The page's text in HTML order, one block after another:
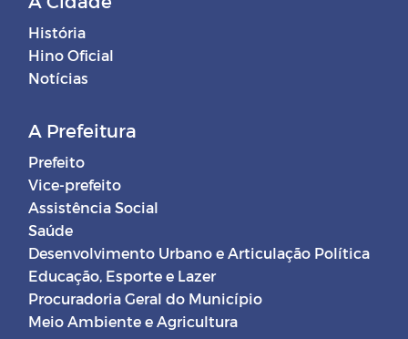
História
Hino Oficial
Notícias
A Prefeitura
Prefeito
Vice-prefeito
Assistência Social
Saúde
Desenvolvimento Urbano e Articulação Política
Educação, Esporte e Lazer
Procuradoria Geral do Município
Meio Ambiente e Agricultura